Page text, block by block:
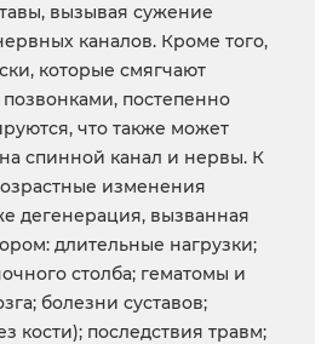
вызывая сужение
каналов. Кроме того,
которые смягчают
постепенно
что также может
спинной канал и нервы. К
изменения
дегенерация, вызванная
длительные нагрузки;
столба; гематомы и
болезни суставов;
кости); последствия травм;